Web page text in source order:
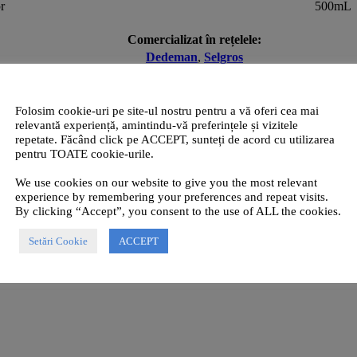
500mL
Comercializat în rețelele:
Dedeman, Selgros
este un detergent concentrat, cu spumare redusă și miros plăcut,
sau în varianta manuală. Formula avansată neutralizează
Volum / Greutate
Folosim cookie-uri pe site-ul nostru pentru a vă oferi cea mai
relevantă experiență, amintindu-vă preferințele și vizitele
repetate. Făcând click pe ACCEPT, sunteți de acord cu utilizarea
pentru TOATE cookie-urile.
We use cookies on our website to give you the most relevant
experience by remembering your preferences and repeat visits.
By clicking “Accept”, you consent to the use of ALL the cookies.
Setări Cookie ACCEPT